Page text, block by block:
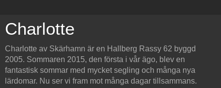
Charlotte
Charlotte av Skärhamn är en Hallberg Rassy 62 byggd
2005. Sommaren 2015, den första i vår ägo, blev en
fantastisk sommar med mycket segling och många nya
lärdomar. Nu ser vi fram mot många dagar tillsammans.